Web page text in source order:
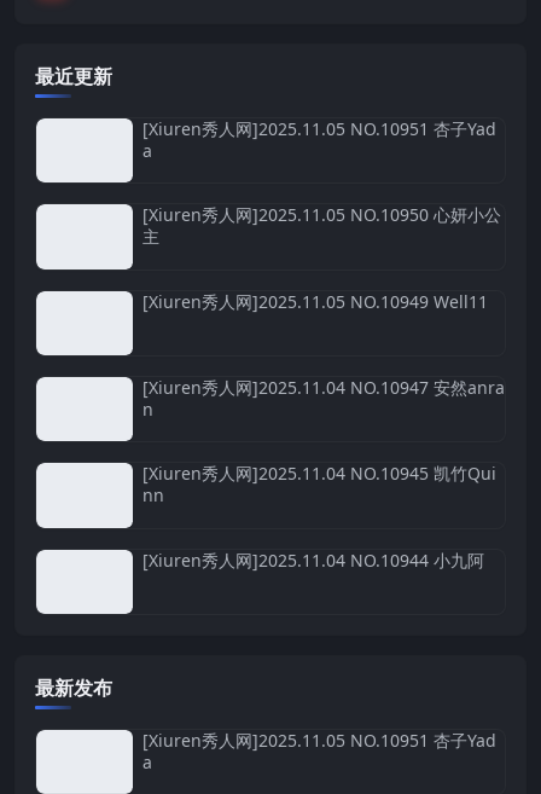
最近更新
[Xiuren秀人网]2025.11.05 NO.10951 杏子Yad
a
[Xiuren秀人网]2025.11.05 NO.10950 心妍小公
主
[Xiuren秀人网]2025.11.05 NO.10949 Well11
[Xiuren秀人网]2025.11.04 NO.10947 安然anra
n
[Xiuren秀人网]2025.11.04 NO.10945 凯竹Qui
nn
[Xiuren秀人网]2025.11.04 NO.10944 小九阿
最新发布
[Xiuren秀人网]2025.11.05 NO.10951 杏子Yad
a